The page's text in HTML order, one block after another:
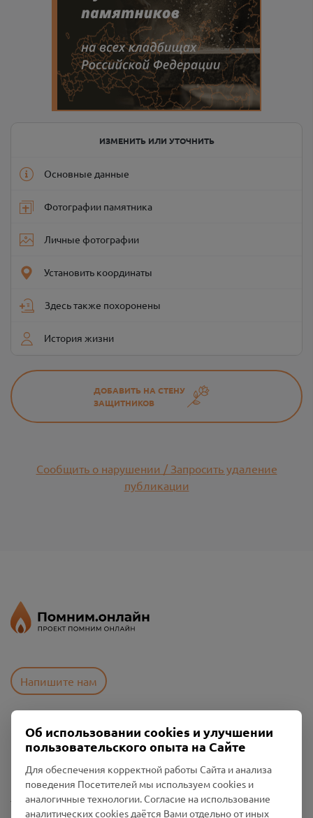
ИЗМЕНИТЬ ИЛИ УТОЧНИТЬ
Основные данные
Фотографии памятника
Личные фотографии
Установить координаты
Здесь также похоронены
История жизни
ДОБАВИТЬ НА СТЕНУ
ЗАЩИТНИКОВ
Сообщить о нарушении / Запросить удаление
публикации
Напишите нам
Пользовательское соглашение
Политика конфиденциальности
Промо-материалы
Настройки cookies
Об использовании cookies и улучшении
пользовательского опыта на Сайте
Для обеспечения корректной работы Сайта и анализа
поведения Посетителей мы используем cookies и
аналогичные технологии. Согласие на использование
аналитических cookies даётся Вами отдельно от иных